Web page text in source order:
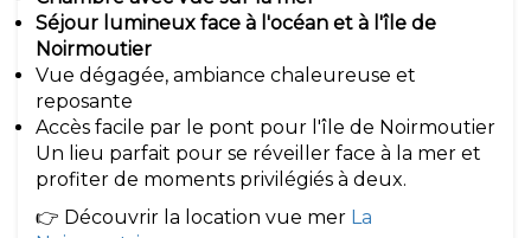
Séjour lumineux face à l'océan et à l'île de
Noirmoutier
Vue dégagée, ambiance chaleureuse et
reposante
Accès facile par le pont pour l'île de Noirmoutier
Un lieu parfait pour se réveiller face à la mer et
profiter de moments privilégiés à deux.
👉 Découvrir la location vue mer La